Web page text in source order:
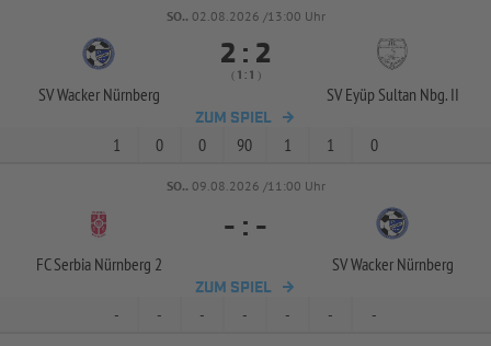
SO.. 02.08.2026 /13:00 Uhr
SV Wacker Nürnberg
 : 
(  :  )
SV Eyüp Sultan Nbg. II
ZUM SPIEL
1 0 0 90 1 1 0
SO.. 09.08.2026 /11:00 Uhr
FC Serbia Nürnberg 2
- : -
SV Wacker Nürnberg
ZUM SPIEL
- - - - - - -